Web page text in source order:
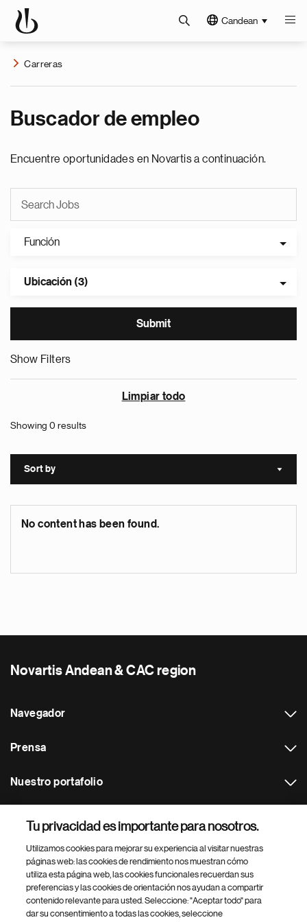
Candean
Carreras
Buscador de empleo
Encuentre oportunidades en Novartis a continuación.
Función
Ubicación (3)
Show Filters
Limpiar todo
Showing 0 results
Sort by Sort
No content has been found.
Novartis Andean & CAC region
Navegador
Prensa
Nuestro portafolio
Footer Site Search
Tu privacidad es importante para nosotros.
Utilizamos cookies para mejorar su experiencia al visitar nuestras
páginas web: las cookies de rendimiento nos muestran cómo
utiliza esta página web, las cookies funcionales recuerdan sus
preferencias y las cookies de orientación nos ayudan a compartir
contenido relevante para usted. Seleccione: "Aceptar todo" para
dar su consentimiento a todas las cookies, seleccione